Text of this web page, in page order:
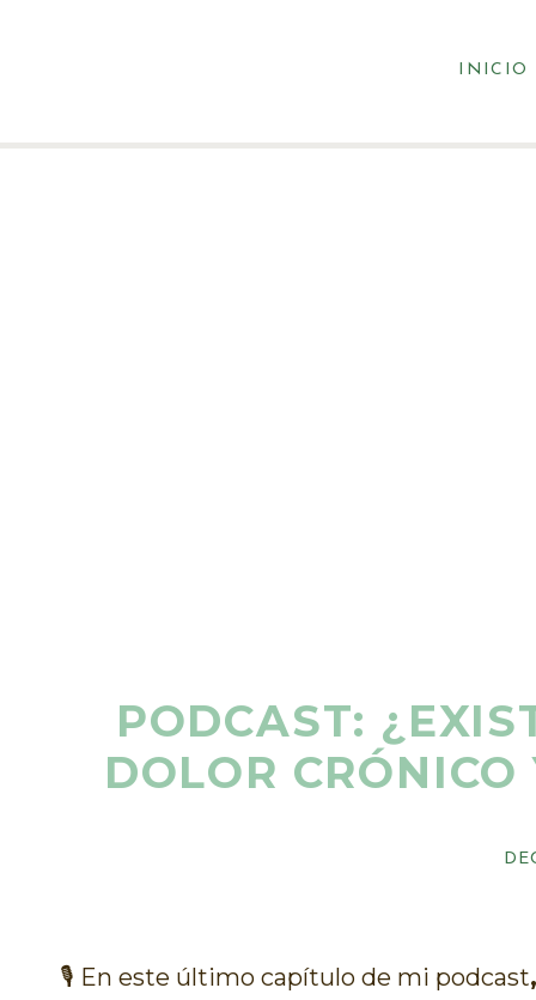
INICIO
PODCAST:
DOLOR
🎙 En este último capítulo de mi podcast